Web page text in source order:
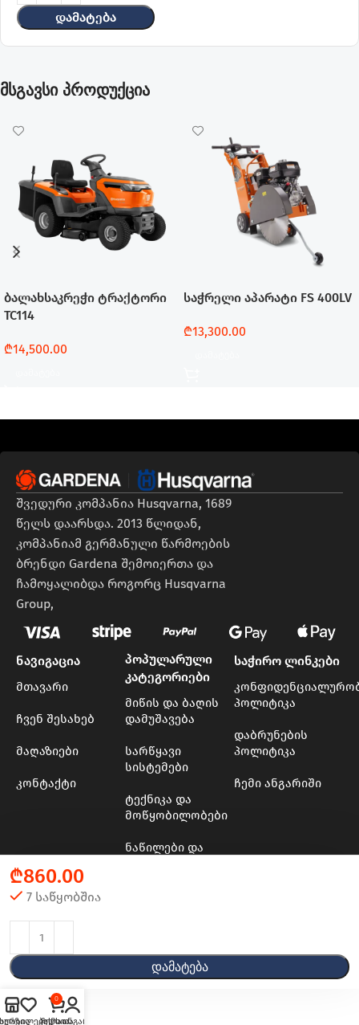
Დამატება
₾860.00
7 საწყობშია
Დამატება
მსგავსი პროდუქცია
ბალახსაკრეჭი ტრაქტორი
TC114
₾14,500.00
საჭრელი აპარატი FS 400LV
₾13,300.00
შვედური კომპანია Husqvarna, 1689
წელს დაარსდა. 2013 წლიდან,
კომპანიამ გერმანული წარმოების
ბრენდი Gardena შემოიერთა და
ჩამოყალიბდა როგორც Husqvarna
Group,
ნავიგაცია
მთავარი
ჩვენ შესახებ
მაღაზიები
კონტაქტი
პოპულარული
კატეგორიები
მიწის და ბაღის
დამუშავება
სარწყავი
სისტემები
ტექნიკა და
მოწყობილობები
ნაწილები და
საჭირო ლინკები
პოლიტიკა
დაბრუნების
პოლიტიკა
ჩემი ანგარიში
© 2024 - 2025 Transporter
სია
0
კალათა
ჩემი ანგარიში